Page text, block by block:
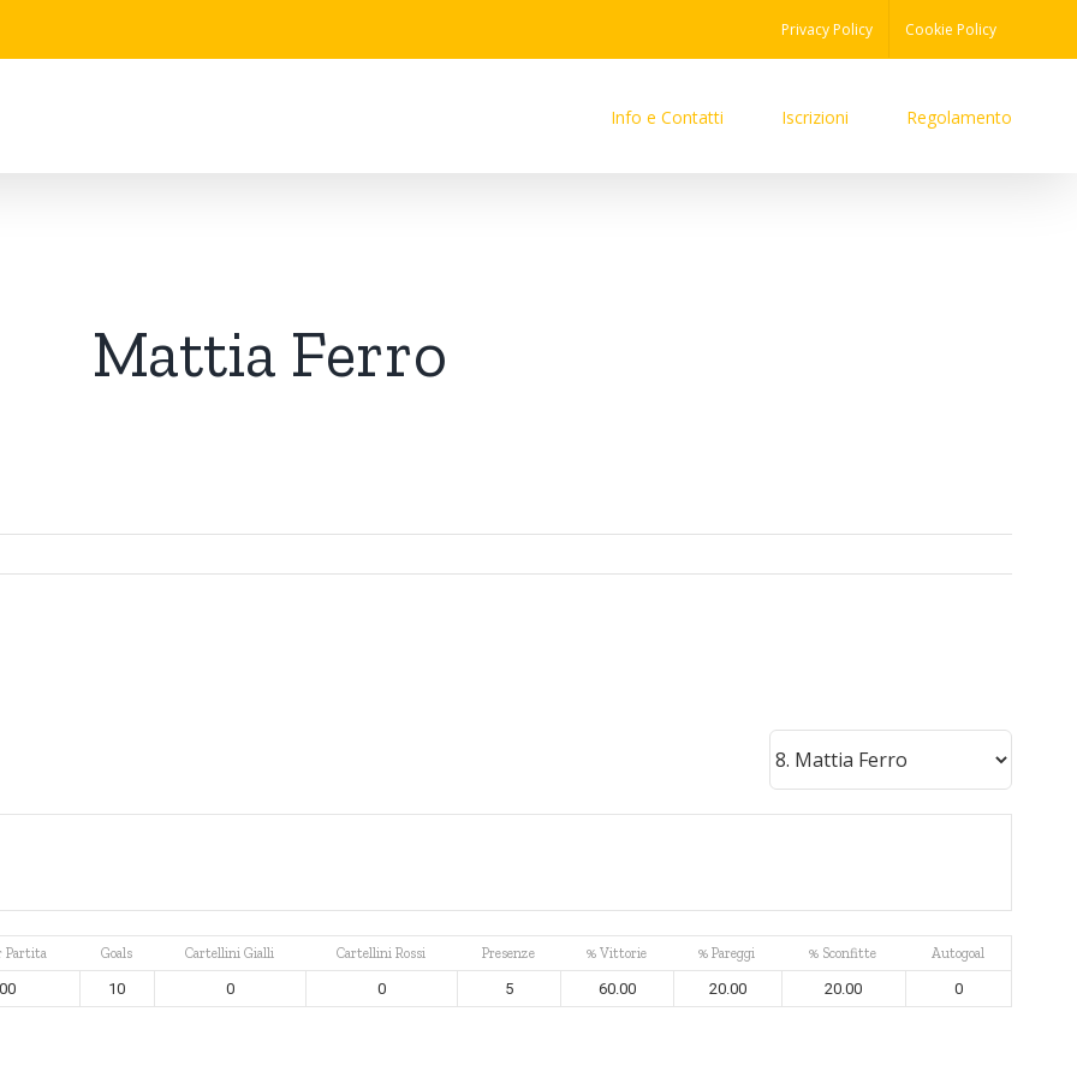
Privacy Policy Cookie Policy
Info e Contatti Iscrizioni Regolamento
Mattia Ferro
Partita Goals Cartellini Gialli Cartellini Rossi Presenze % Vittorie % Pareggi % Sconfitte Autogoal
10 0 0 5 60.00 20.00 20.00 0